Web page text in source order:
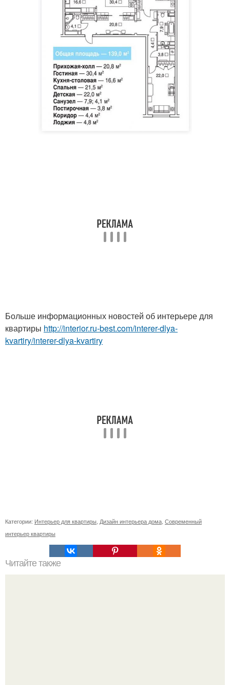
Больше информационных новостей об интерьере для
квартиры http://interior.ru-best.com/interer-dlya-
kvartiry/interer-dlya-kvartiry
Категории: Интерьер для квартиры Дизайн интерьера дома Современный
интерьер квартиры
Читайте также